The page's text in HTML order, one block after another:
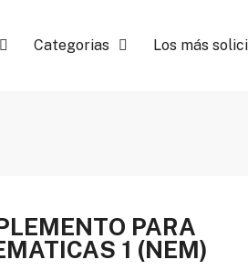
Categorias Los más
PARA
1 (NEM)